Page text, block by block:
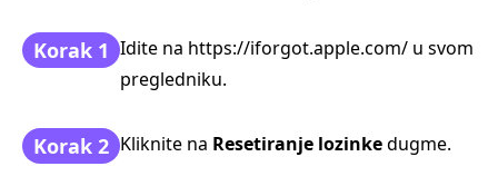
Korak 1 Idite na https://iforgot.apple.com/ u svom
pregledniku.
Korak 2 Kliknite na Resetiranje lozinkedugme.